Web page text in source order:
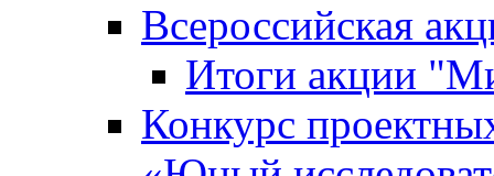
Всероссийская
Итоги акции
Конкурс